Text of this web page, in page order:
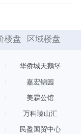
楼盘 区域楼盘
华侨城天鹅堡
嘉宏锦园
美霖公馆
万科瑧山汇
民盈国贸中心